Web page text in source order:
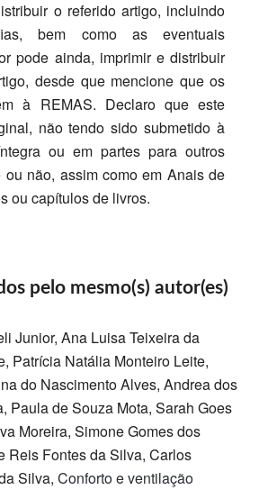
o referido artigo, incluindo
bem como as eventuais
pode ainda, imprimir e distribuir
desde que mencione que os
à REMAS. Declaro que este
não tendo sido submetido à
ou em partes para outros
não, assim como em Anais de
ou capítulos de livros.
pelo mesmo(s) autor(es)
Junior, Ana Luisa Teixeira da
Patrícia Natália Monteiro Leite,
do Nascimento Alves, Andrea dos
Paula de Souza Mota, Sarah Goes
Moreira, Simone Gomes dos
Reis Fontes da Silva, Carlos
Silva, Conforto e ventilação